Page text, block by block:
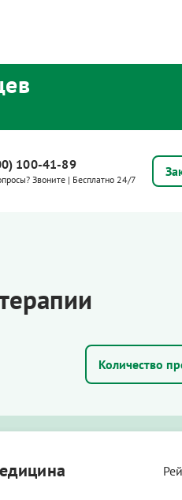
100-41-89
Звоните | Бесплатно 24/7
Количество